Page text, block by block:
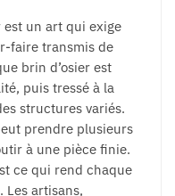
est un art qui exige
faire transmis de
brin d’osier est
puis tressé à la
structures variés.
prendre plusieurs
à une pièce finie.
ce qui rend chaque
Les artisans,